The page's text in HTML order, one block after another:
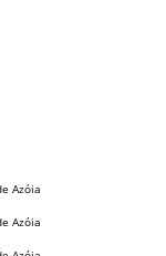
Azóia
Azóia